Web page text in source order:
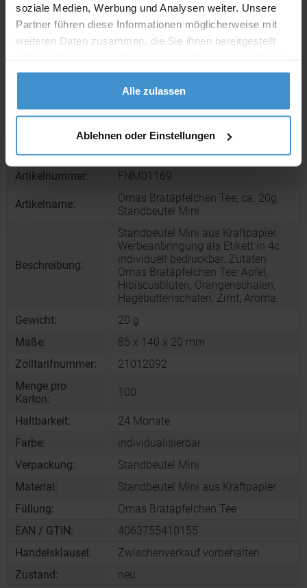
soziale Medien, Werbung und Analysen weiter. Unsere
Partner führen diese Informationen möglicherweise mit
weiteren Daten zusammen, die Sie ihnen bereitgestellt
gesammelt haben.
Alle zulassen
Ablehnen oder Einstellungen
Lieferzeiten
Artikel mit Werbeanbringung: ca. 1 - 2 Wochen
Muster: ca. 3 - 5 Werktage
Muster bestellen
Produktinformationen zu diesem Werbeartikel
Artikelnummer:
FNM01169
Artikelname:
Omas Bratäpfelchen Tee, ca. 20g,
Standbeutel Mini
Beschreibung:
Standbeutel Mini aus Kraftpapier.
Werbeanbringung als Etikett in 4c
individuell bedruckbar. Zutaten
Omas Bratäpfelchen Tee: Apfel,
Hibiscusblüten, Orangenschalen,
Hagebuttenschalen, Zimt, Aroma.
Gewicht:
20 g
Maße:
85 x 140 x 20 mm
Zolltarifnummer:
21012092
Menge pro
Karton:
100
Haltbarkeit:
24 Monate
Farbe:
individualisierbar
Verpackung:
Standbeutel Mini
Material:
Standbeutel Mini aus Kraftpapier
Füllung:
Omas Bratäpfelchen Tee
EAN / GTIN:
4063755410155
Handelsklausel:
Zwischenverkauf vorbehalten
Zustand:
neu